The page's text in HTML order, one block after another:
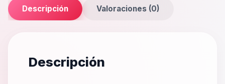
Descripción Valoraciones (0)
Descripción